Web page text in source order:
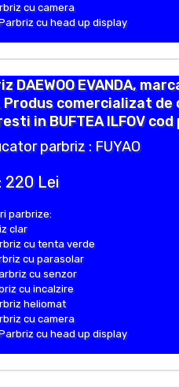
cu camera
cu head up display
DAEWOO EVANDA,
Produs comercializat
in BUFTEA ILFOV
parbriz : FUYAO
220 Lei
parbrize:
clar
cu tenta verde
cu parasolar
cu senzor
cu incalzire
heliomat
cu camera
cu head up display